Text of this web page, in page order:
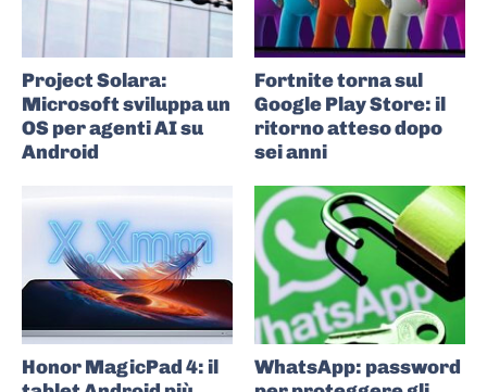
Project Solara:
Microsoft sviluppa un
OS per agenti AI su
Android
Fortnite torna sul
Google Play Store: il
ritorno atteso dopo
sei anni
Honor MagicPad 4: il
WhatsApp: password